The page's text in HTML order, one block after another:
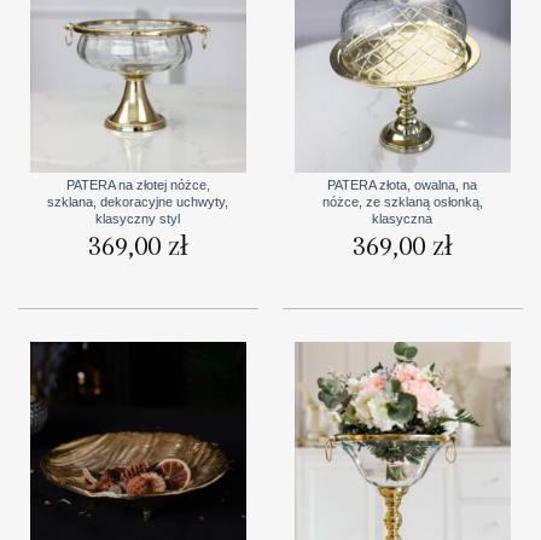
PATERA na złotej nóżce,
szklana, dekoracyjne uchwyty,
klasyczny styl
369,00 zł
PATERA złota, owalna, na
nóżce, ze szklaną osłonką,
klasyczna
369,00 zł